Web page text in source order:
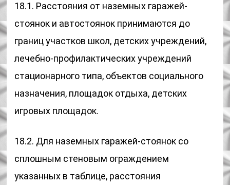
18.1. Расстояния от наземных гаражей-
стоянок и автостоянок принимаются до
границ участков школ, детских учреждений,
лечебно-профилактических учреждений
стационарного типа, объектов социального
назначения, площадок отдыха, детских
игровых площадок.
18.2. Для наземных гаражей-стоянок со
сплошным стеновым ограждением
указанных в таблице, расстояния